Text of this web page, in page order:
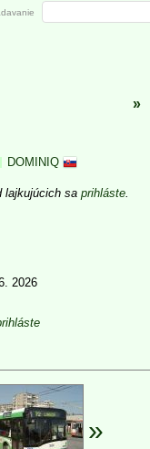
»
DOMINIQ
lajkujúcich sa prihláste
2026